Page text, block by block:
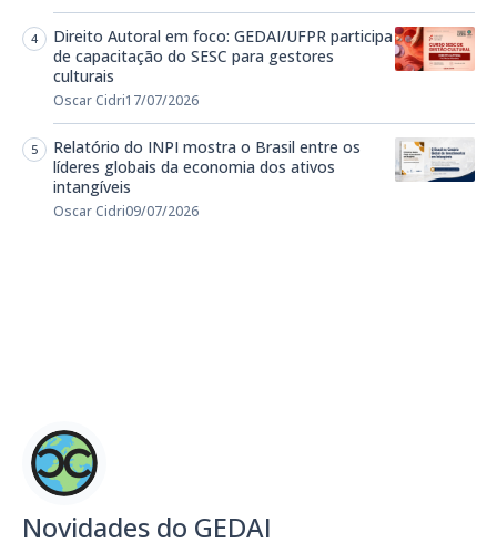
Direito Autoral em foco: GEDAI/UFPR participa
de capacitação do SESC para gestores
culturais
Oscar Cidri17/07/2026
Relatório do INPI mostra o Brasil entre os
líderes globais da economia dos ativos
intangíveis
Oscar Cidri09/07/2026
Novidades do GEDAI